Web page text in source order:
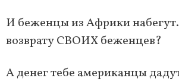
И беженцы из Африки
возврату СВОИХ беженцев?
А денег тебе американцы